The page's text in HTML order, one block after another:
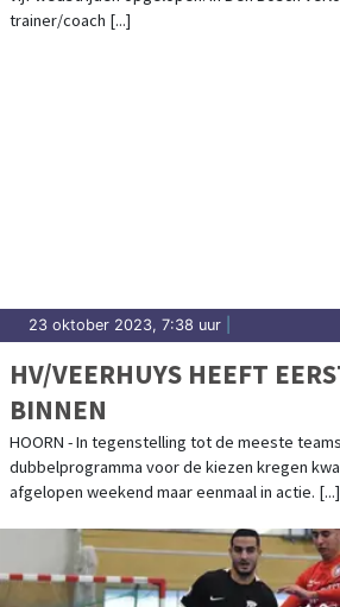
trainer/coach [...]
23 oktober 2023, 7:38 uur
HV/VEERHUYS HEEFT
BINNEN
HOORN - In tegenstelling tot de meeste
dubbelprogramma voor de kiezen kregen
afgelopen weekend maar eenmaal in actie. [...]